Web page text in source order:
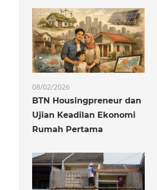
08/02/2026
BTN Housingpreneur dan
Ujian Keadilan Ekonomi
Rumah Pertama